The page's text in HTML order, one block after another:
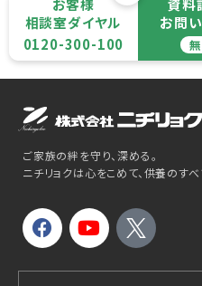
お客様
相談室ダイヤル
0120-300-100
資料
お問
ご家族の絆を守り、深める。
ニチリョクは心をこめて、供養のす